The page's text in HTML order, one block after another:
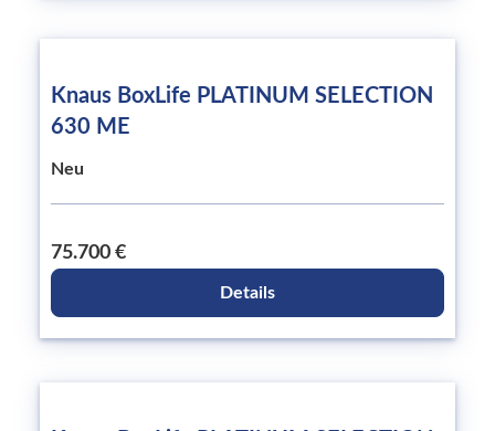
Knaus BoxLife PLATINUM SELECTION
630 ME
Neu
75.700 €
Details